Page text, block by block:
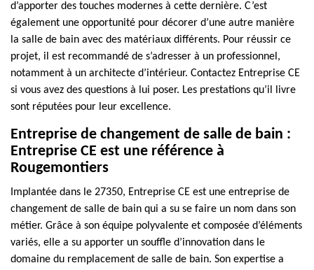
d’apporter des touches modernes à cette dernière. C’est
également une opportunité pour décorer d’une autre manière
la salle de bain avec des matériaux différents. Pour réussir ce
projet, il est recommandé de s’adresser à un professionnel,
notamment à un architecte d’intérieur. Contactez Entreprise CE
si vous avez des questions à lui poser. Les prestations qu’il livre
sont réputées pour leur excellence.
Entreprise de changement de salle de bain :
Entreprise CE est une référence à
Rougemontiers
Implantée dans le 27350, Entreprise CE est une entreprise de
changement de salle de bain qui a su se faire un nom dans son
métier. Grâce à son équipe polyvalente et composée d’éléments
variés, elle a su apporter un souffle d’innovation dans le
domaine du remplacement de salle de bain. Son expertise a